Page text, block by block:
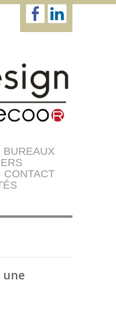
BUREAUX
CONTACT